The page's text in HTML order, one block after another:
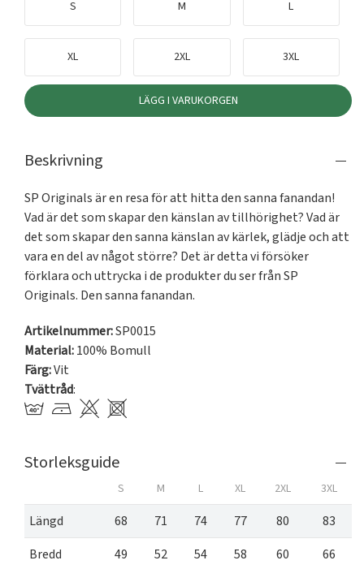
S M L
XL 2XL 3XL
LÄGG I VARUKORGEN
Beskrivning
SP Originals är en resa för att hitta den sanna fanandan!
Vad är det som skapar den känslan av tillhörighet? Vad är
det som skapar den sanna känslan av kärlek, glädje och att
vara en del av något större? Det är detta vi försöker
förklara och uttrycka i de produkter du ser från SP
Originals. Den sanna fanandan.
Artikelnummer:SP0015
Material:100% Bomull
Färg:Vit
Tvättråd:
Storleksguide
S M L XL 2XL 3XL
Längd 68 71 74 77 80
83
Bredd
49 52 54 58 60 66